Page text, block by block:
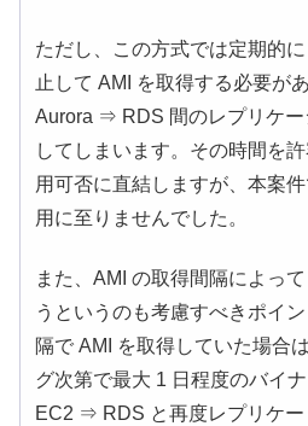
ただし、この方式では定期的
止して AMI を取得する必要が
Aurora ⇒ RDS 間のレプリケー
してしまいます。その時間を
用可否に直結しますが、本案
用に至りませんでした。
また、AMI の取得間隔によっ
うというのも考慮すべきポイ
隔で AMI を取得していた場合
グ次第で最大 1 日程度のバイ
EC2 ⇒ RDS と再度レプリケー